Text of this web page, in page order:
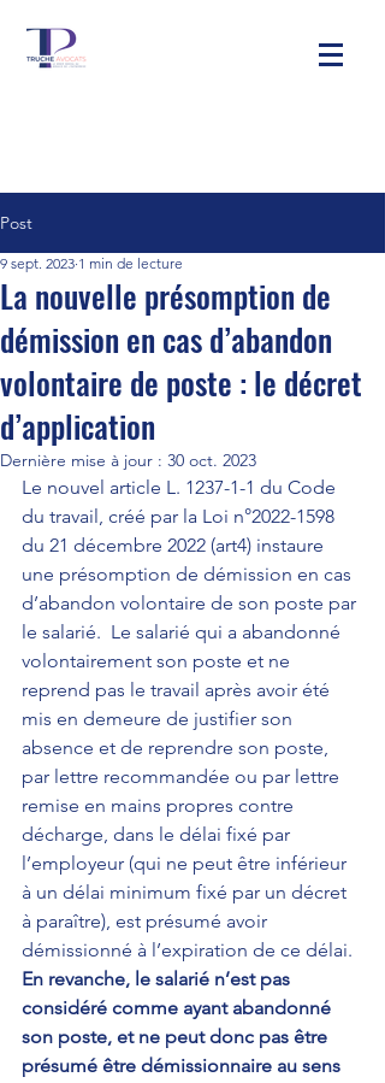
Post
La nouvelle présomption de
démission en cas d’abandon
volontaire de poste : le décret
d’application
9 sept. 2023 1 min de lecture
Dernière mise à jour : 30 oct. 2023
Le nouvel article L. 1237-1-1 du Code
du travail, créé par la Loi n°2022-1598
du 21 décembre 2022 (art4) instaure
une présomption de démission en cas
d’abandon volontaire de son poste par
le salarié.  Le salarié qui a abandonné
volontairement son poste et ne
reprend pas le travail après avoir été
mis en demeure de justifier son
absence et de reprendre son poste,
par lettre recommandée ou par lettre
remise en mains propres contre
décharge, dans le délai fixé par
l’employeur (qui ne peut être inférieur
à un délai minimum fixé par un décret
à paraître), est présumé avoir
démissionné à l’expiration de ce délai.
En revanche, le salarié n’est pas
considéré comme ayant abandonné
son poste, et ne peut donc pas être
présumé être démissionnaire au sens